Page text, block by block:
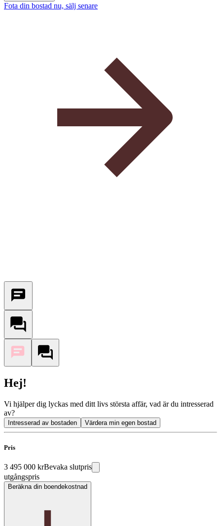
Fota din bostad nu, sälj senare
Hej!
Vi hjälper dig lyckas med ditt livs största affär, vad är du intresserad
av?
Intresserad av bostaden Värdera min egen bostad
Pris
3 495 000 krBevaka slutpris
utgångspris
Beräkna din boendekostnad